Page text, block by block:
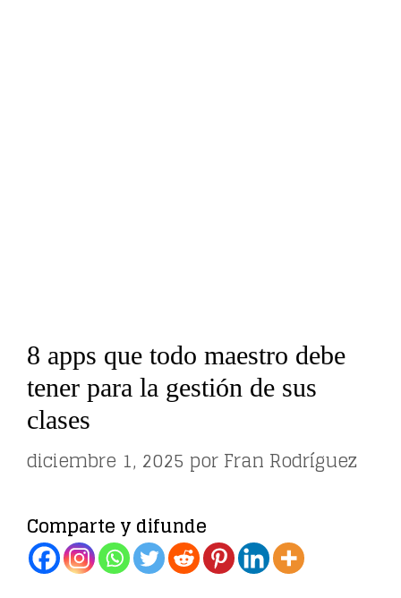
8 apps que todo maestro debe
tener para la gestión de sus
clases
diciembre 1, 2025 porFran Rodríguez
Comparte y difunde